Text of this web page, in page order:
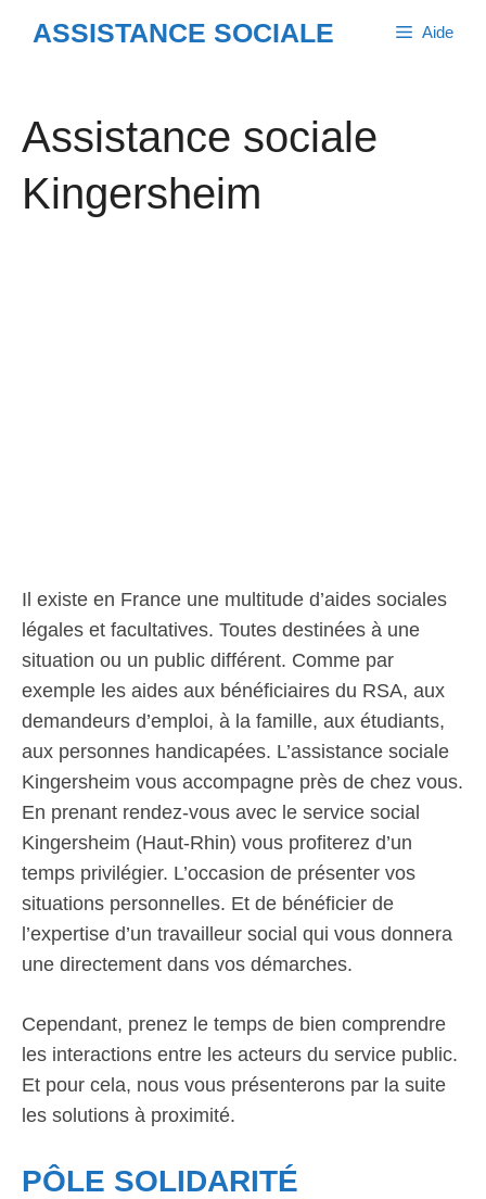
ASSISTANCE SOCIALE Aide
Assistance sociale
Kingersheim
Il existe en France une multitude d’aides sociales
légales et facultatives. Toutes destinées à une
situation ou un public différent. Comme par
exemple les aides aux bénéficiaires du RSA, aux
demandeurs d’emploi, à la famille, aux étudiants,
aux personnes handicapées. L’assistance sociale
Kingersheim vous accompagne près de chez vous.
En prenant rendez-vous avec le service social
Kingersheim (Haut-Rhin) vous profiterez d’un
temps privilégier. L’occasion de présenter vos
situations personnelles. Et de bénéficier de
l’expertise d’un travailleur social qui vous donnera
une directement dans vos démarches.
Cependant, prenez le temps de bien comprendre
les interactions entre les acteurs du service public.
Et pour cela, nous vous présenterons par la suite
les solutions à proximité.
PÔLE SOLIDARITÉ